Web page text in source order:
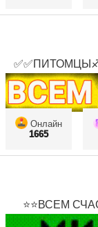
Онлайн
1665
⭐⭐ВСЕМ